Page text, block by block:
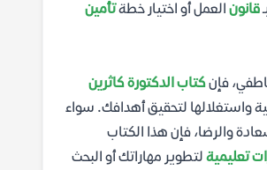
قانون العمل أو اختيار خطةتأمين
فإنكتاب الدكتورة كاثرين
واستغلالها لتحقيق أهدافك. سواء
والرضا، فإن هذا الكتاب
تعليمية لتطوير مهاراتك أو البحث